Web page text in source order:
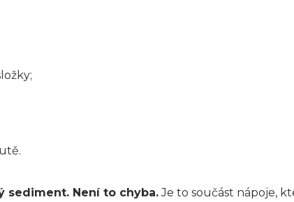
sediment. Není to chyba.Je to součást nápoje,